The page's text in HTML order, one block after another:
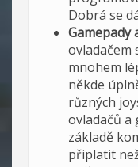
Dobrá se
Gamepady
ovladačem
mnohem
někde
různých
ovladačů a
základě
připlatit